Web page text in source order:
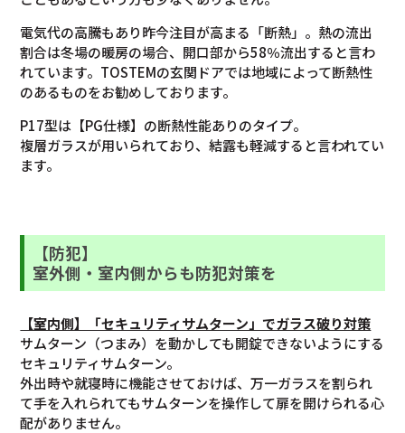
電気代の高騰もあり昨今注目が高まる「断熱」。熱の流出
割合は冬場の暖房の場合、開口部から58％流出すると言わ
れています。TOSTEMの玄関ドアでは地域によって断熱性
のあるものをお勧めしております。
P17型は【PG仕様】の断熱性能ありのタイプ。
複層ガラスが用いられており、結露も軽減すると言われてい
ます。
【防犯】
室外側・室内側からも防犯対策を
【室内側】「セキュリティサムターン」でガラス破り対策
サムターン（つまみ）を動かしても開錠できないようにする
セキュリティサムターン。
外出時や就寝時に機能させておけば、万一ガラスを割られ
て手を入れられてもサムターンを操作して扉を開けられる心
配がありません。